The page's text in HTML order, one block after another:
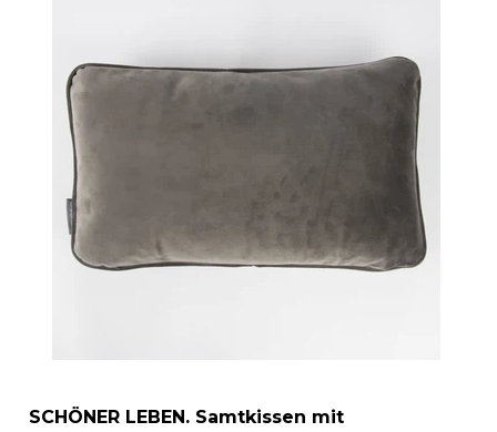
SCHÖNER LEBEN. Samtkissen mit